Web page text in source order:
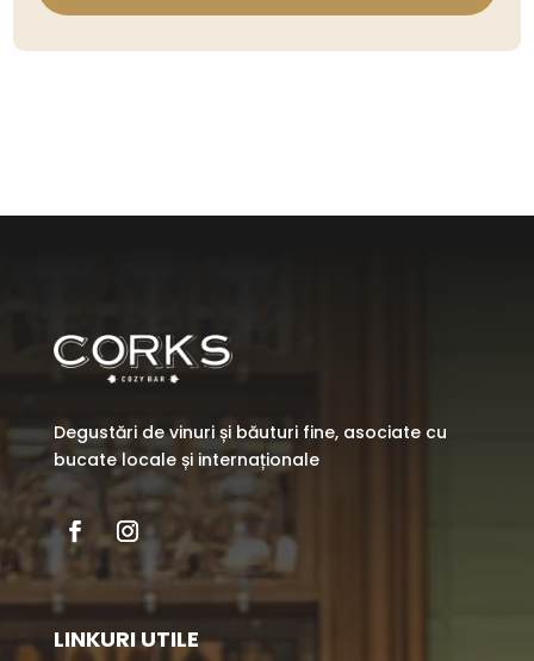
Degustări de vinuri și băuturi fine, asociate cu
bucate locale și internaționale
LINKURI UTILE